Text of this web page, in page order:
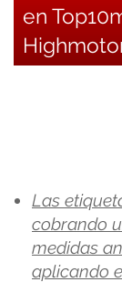
en
Las
cobrando
medidas
aplicando